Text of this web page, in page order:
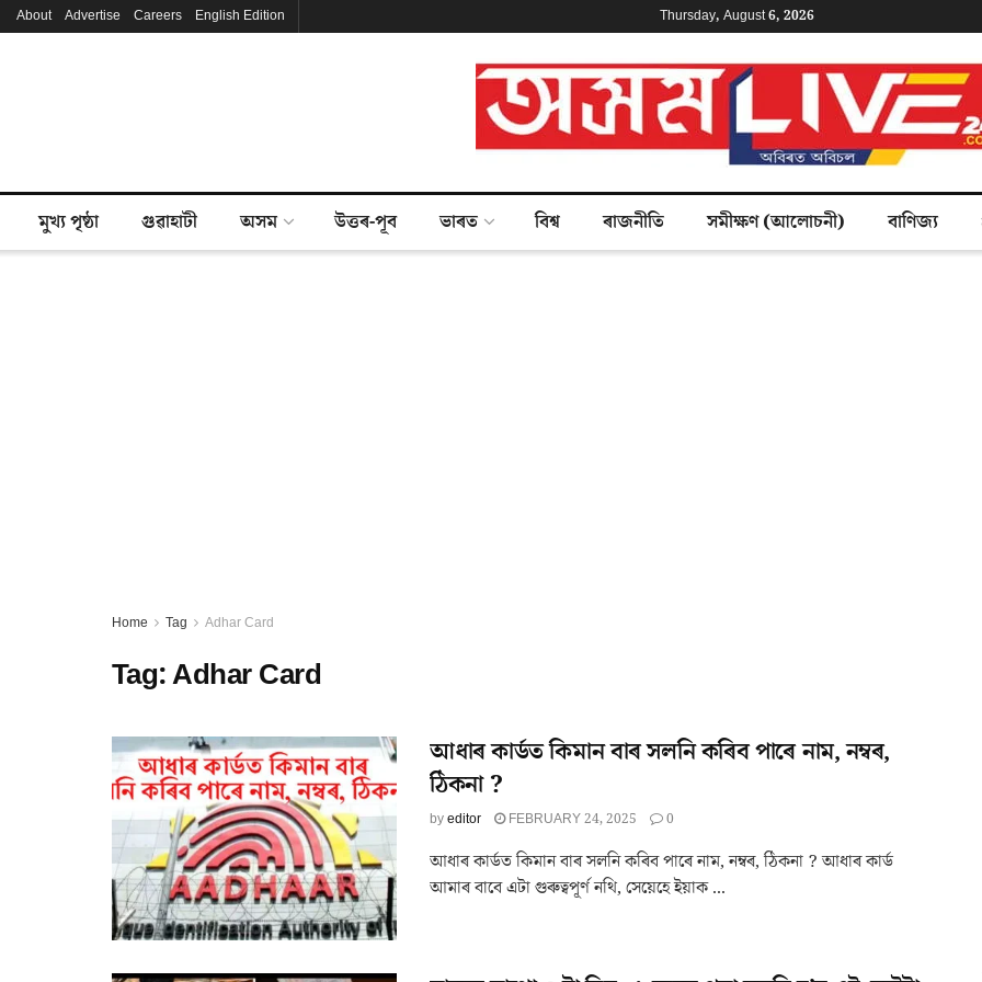
About Advertise Careers English Edition Thursday, August 6, 2026
মুখ্য পৃষ্ঠা গুৱাহাটী অসম উত্তৰ-পূব ভাৰত বিশ্ব ৰাজনীতি সমীক্ষণ (আলোচনী) বাণিজ্য
Home Tag Adhar Card
Tag:Adhar Card
আধাৰ কাৰ্ডত কিমান বাৰ সলনি কৰিব পাৰে নাম, নম্বৰ,
ঠিকনা ?
byeditor FEBRUARY 24, 2025 0
আধাৰ কাৰ্ডত কিমান বাৰ সলনি কৰিব পাৰে নাম, নম্বৰ, ঠিকনা ? আধাৰ কাৰ্ড
আমাৰ বাবে এটা গুৰুত্বপূৰ্ণ নথি, সেয়েহে ইয়াক ...